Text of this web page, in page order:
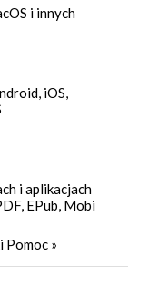
i innych
iOS,
i aplikacjach
EPub, Mobi
Pomoc »